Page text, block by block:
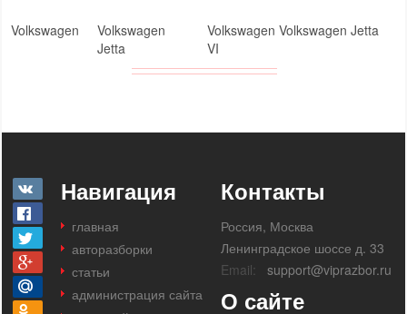
Volkswagen
Volkswagen
Jetta
Volkswagen Volkswagen Jetta
VI
Навигация
главная
авторазборки
статьи
администрация сайта
Контакты
Россия, Москва
Ленинградское шоссе д. 33
Email:
support@viprazbor.ru
О сайте